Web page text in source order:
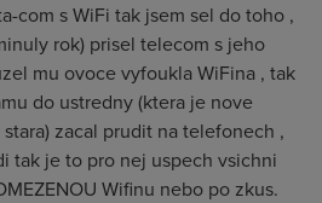
com s WiFi tak jsem sel do toho ,
rok) prisel telecom s jeho
mu ovoce vyfoukla WiFina , tak
do ustredny (ktera je nove
zacal prudit na telefonech ,
tak je to pro nej uspech vsichni
Wifinu nebo po zkus.